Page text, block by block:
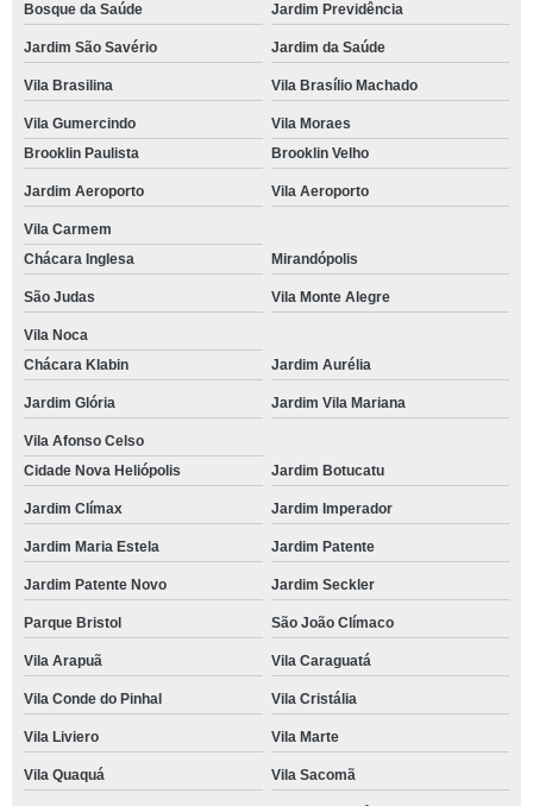
Bosque da Saúde
Jardim Previdência
Jardim São Savério Jardim da Saúde
Vila Brasilina Vila Brasílio Machado
Vila Gumercindo
Vila Moraes
Brooklin Paulista
Brooklin Velho
Jardim Aeroporto Vila Aeroporto
Vila Carmem
Chácara Inglesa
Mirandópolis
São Judas Vila Monte Alegre
Vila Noca
Chácara Klabin
Jardim Aurélia
Jardim Glória Jardim Vila Mariana
Vila Afonso Celso
Cidade Nova Heliópolis
Jardim Botucatu
Jardim Clímax Jardim Imperador
Jardim Maria Estela Jardim Patente
Jardim Patente Novo Jardim Seckler
Parque Bristol São João Clímaco
Vila Arapuã Vila Caraguatá
Vila Conde do Pinhal Vila Cristália
Vila Liviero Vila Marte
Vila Quaquá Vila Sacomã